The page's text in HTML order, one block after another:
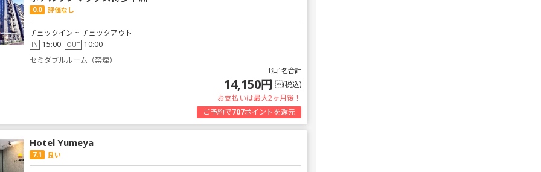
0.0 評価なし
チェックイン ~ チェックアウト
IN 15:00 OUT 10:00
セミダブルルーム（禁煙）
1泊1名合計
14,150円 (税込)
お支払いは最大2ヶ月後！
ご予約で707ポイントを還元
Hotel Yumeya
7.1 良い